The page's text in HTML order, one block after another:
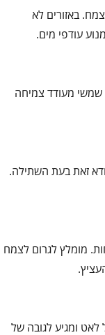
באזורים לא
עודפי מים.
מעודד צמיחה
זאת בעת השתילה.
בגודל 50 ליטר לפחות. מומלץ לגרום לצמח
5 שנים. הוא גדל לאט ומגיע לגובה של